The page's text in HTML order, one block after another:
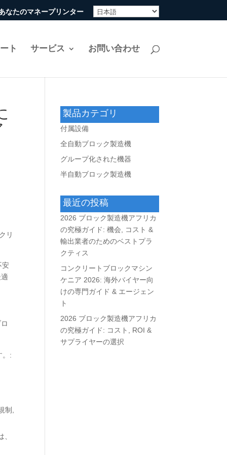
なたのマネープリンター
ト サービス お問い合わせ
リ
安
。:
制,
製品カテゴリ
付属設備
全自動ブロック製造機
グループ化された機器
半自動ブロック製造機
最近の投稿
2026 ブロック製造機アフリカ
の究極ガイド: 機会, コスト &
輸出業者のためのベストプラ
クティス
コンクリートブロックマシン
ケニア 2026: 海外バイヤー向
けの専門ガイド & エージェン
ト
2026 ブロック製造機アフリカ
の究極ガイド: コスト, ROI &
サプライヤーの選択